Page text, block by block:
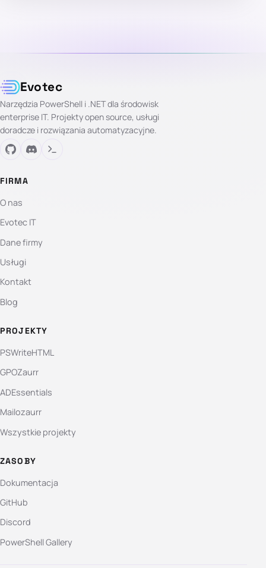
Evotec
Narzędzia PowerShell i .NET dla środowisk
enterprise IT. Projekty open source, usługi
doradcze i rozwiązania automatyzacyjne.
FIRMA
O nas
Evotec IT
Dane firmy
Usługi
Kontakt
Blog
PROJEKTY
PSWriteHTML
GPOZaurr
ADEssentials
Mailozaurr
Wszystkie projekty
ZASOBY
Dokumentacja
GitHub
Discord
PowerShell Gallery